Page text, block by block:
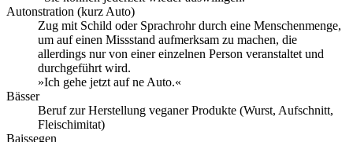
Autonstration (kurz Auto)
Zug mit Schild oder Sprachrohr durch eine Menschenmenge,
um auf einen Missstand aufmerksam zu machen, die
allerdings nur von einer einzelnen Person veranstaltet und
durchgeführt wird.
»Ich gehe jetzt auf ne Auto.«
Bässer
Beruf zur Herstellung veganer Produkte (Wurst, Aufschnitt,
Fleischimitat)
Baissegen